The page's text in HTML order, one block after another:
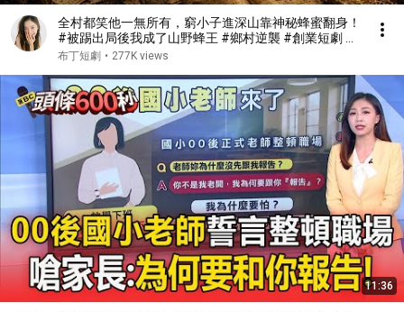
全村都笑他一無所有，窮小子進深山靠神秘蜂蜜翻身！
#被踢出局後我成了山野蜂王 #鄉村逆襲 #創業短劇 #
養蜂致富 #窮小子逆襲 #打臉爽劇 #白手起家 #人生翻
布丁短劇 • 277K views
11:36